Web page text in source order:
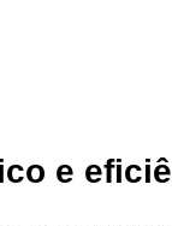
e